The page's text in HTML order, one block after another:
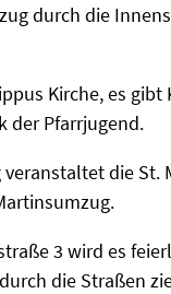
durch die
Kirche, es
der Pfarrjugend.
die
3 wird es
die Straßen